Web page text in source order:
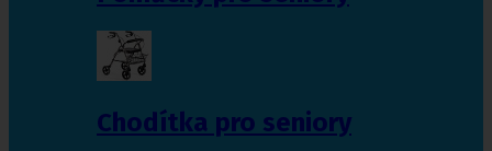
Chodítka pro seniory